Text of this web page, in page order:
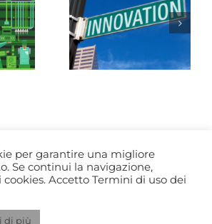
Customer
Service: un
vandecum
| Soluzioni d'Impresa SRL.Privacy -
per garantire una migliore
Se continui la navigazione,
cookies. Accetto Termini di uso dei
di più